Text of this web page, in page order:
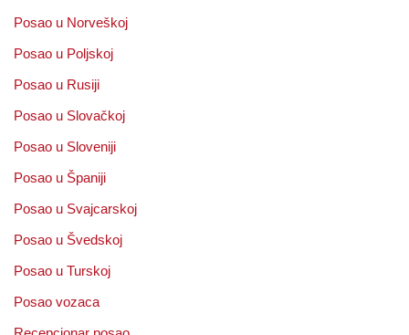
Posao u Norveškoj
Posao u Poljskoj
Posao u Rusiji
Posao u Slovačkoj
Posao u Sloveniji
Posao u Španiji
Posao u Svajcarskoj
Posao u Švedskoj
Posao u Turskoj
Posao vozaca